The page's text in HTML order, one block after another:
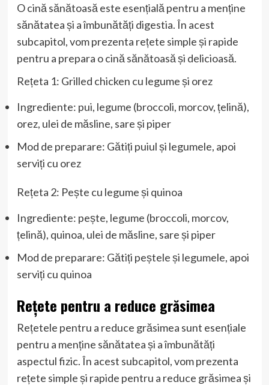
O cină sănătoasă este esențială pentru a menține
sănătatea și a îmbunătăți digestia. În acest
subcapitol, vom prezenta rețete simple și rapide
pentru a prepara o cină sănătoasă și delicioasă.
Rețeta 1: Grilled chicken cu legume și orez
Ingrediente: pui, legume (broccoli, morcov, țelină),
orez, ulei de măsline, sare și piper
Mod de preparare: Gătiți puiul și legumele, apoi
serviți cu orez
Rețeta 2: Pește cu legume și quinoa
Ingrediente: pește, legume (broccoli, morcov,
țelină), quinoa, ulei de măsline, sare și piper
Mod de preparare: Gătiți peștele și legumele, apoi
serviți cu quinoa
Rețete pentru a reduce grăsimea
Rețetele pentru a reduce grăsimea sunt esențiale
pentru a menține sănătatea și a îmbunătăți
aspectul fizic. În acest subcapitol, vom prezenta
rețete simple și rapide pentru a reduce grăsimea și